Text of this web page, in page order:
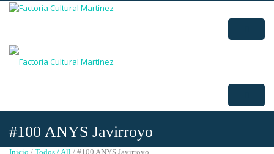
#100 ANYS Javirroyo
Inicio / Todos / All / #100 ANYS Javirroyo